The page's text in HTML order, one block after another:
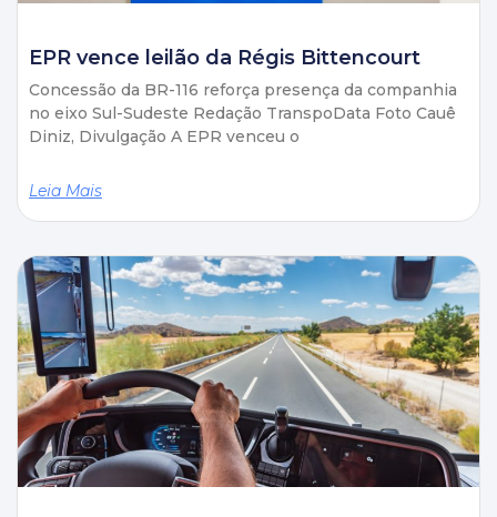
EPR vence leilão da Régis Bittencourt
Concessão da BR-116 reforça presença da companhia
no eixo Sul-Sudeste Redação TranspoData Foto Cauê
Diniz, Divulgação A EPR venceu o
Leia Mais